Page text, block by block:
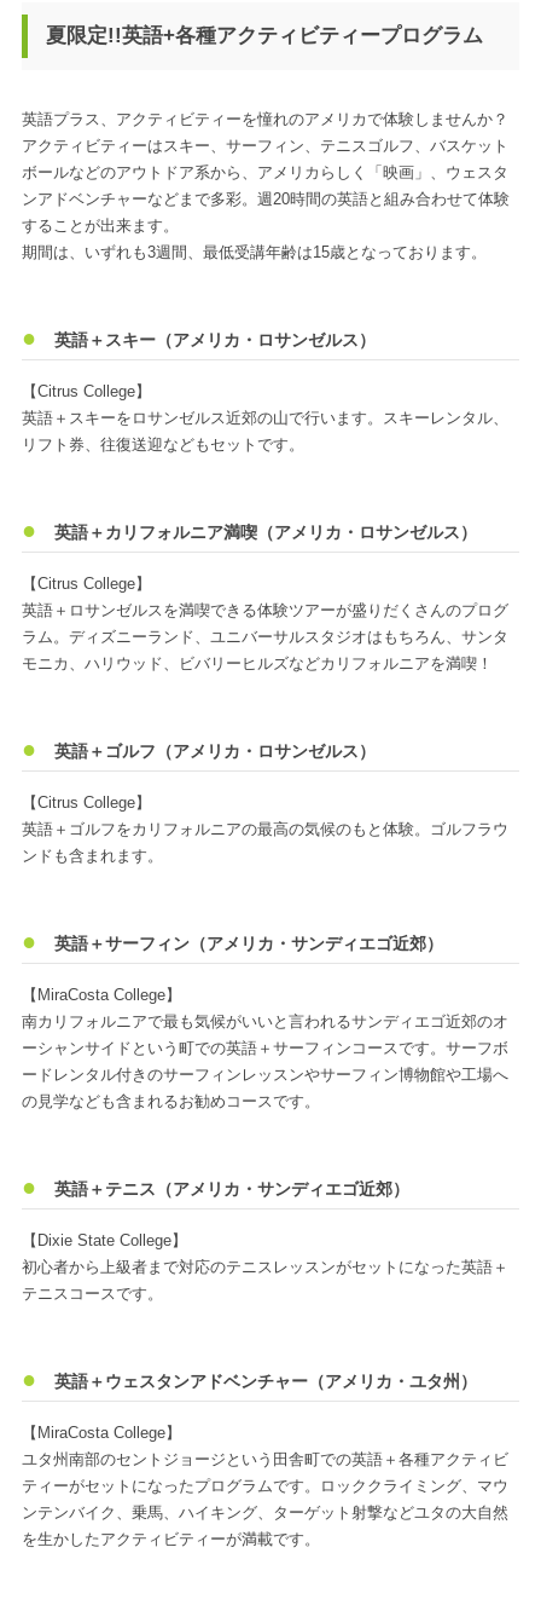
夏限定!!英語+各種アクティビティープログラム
英語プラス、アクティビティーを憧れのアメリカで体験しませんか？
アクティビティーはスキー、サーフィン、テニスゴルフ、バスケット
ボールなどのアウトドア系から、アメリカらしく「映画」、ウェスタ
ンアドベンチャーなどまで多彩。週20時間の英語と組み合わせて体験
することが出来ます。
期間は、いずれも3週間、最低受講年齢は15歳となっております。
英語＋スキー（アメリカ・ロサンゼルス）
【Citrus College】
英語＋スキーをロサンゼルス近郊の山で行います。スキーレンタル、
リフト券、往復送迎などもセットです。
英語＋カリフォルニア満喫（アメリカ・ロサンゼルス）
【Citrus College】
英語＋ロサンゼルスを満喫できる体験ツアーが盛りだくさんのプログ
ラム。ディズニーランド、ユニバーサルスタジオはもちろん、サンタ
モニカ、ハリウッド、ビバリーヒルズなどカリフォルニアを満喫！
英語＋ゴルフ（アメリカ・ロサンゼルス）
【Citrus College】
英語＋ゴルフをカリフォルニアの最高の気候のもと体験。ゴルフラウ
ンドも含まれます。
英語＋サーフィン（アメリカ・サンディエゴ近郊）
【MiraCosta College】
南カリフォルニアで最も気候がいいと言われるサンディエゴ近郊のオ
ーシャンサイドという町での英語＋サーフィンコースです。サーフボ
ードレンタル付きのサーフィンレッスンやサーフィン博物館や工場へ
の見学なども含まれるお勧めコースです。
英語＋テニス（アメリカ・サンディエゴ近郊）
【Dixie State College】
初心者から上級者まで対応のテニスレッスンがセットになった英語＋
テニスコースです。
英語＋ウェスタンアドベンチャー（アメリカ・ユタ州）
【MiraCosta College】
ユタ州南部のセントジョージという田舎町での英語＋各種アクティビ
ティーがセットになったプログラムです。ロッククライミング、マウ
ンテンバイク、乗馬、ハイキング、ターゲット射撃などユタの大自然
を生かしたアクティビティーが満載です。